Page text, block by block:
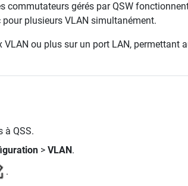
commutateurs gérés par QSW
plusieurs VLAN simultanément.
VLAN ou plus sur un port LAN,
à QSS.
> VLAN.
.